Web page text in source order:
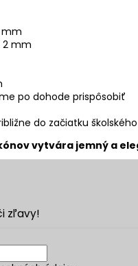
mm
2 mm
po dohode prispôsobiť
do začiatku
vytvára jemný a
zľavy!